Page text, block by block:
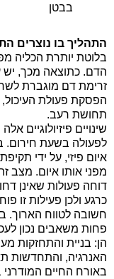
בבטן
התהליך בו נוצרים
בלוטת יותרת הכליה
הדם. כתוצאה מכך, יש
זרימת דם מוגברת
הפסקת פעולת
תחושת רעב.
שינויים פיזיולוגיים
לפעולה בשעת חירום.
איום פיזי, על ידי
מפני אותו איום. מצב
דוחה פעולות שאינן
כרגע ולכן פעילות זו
חשובה לטווח הארוך.
פחות משאבים נכון
הן: בניית והתחזקות
האנרגיה, והתחדשות
באורח החיים